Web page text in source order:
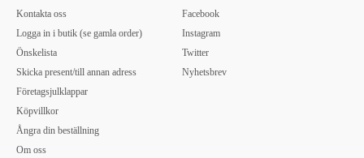
Kontakta oss
Logga in i butik (se gamla order)
Önskelista
Skicka present/till annan adress
Företagsjulklappar
Köpvillkor
Ångra din beställning
Om oss
Facebook
Instagram
Twitter
Nyhetsbrev